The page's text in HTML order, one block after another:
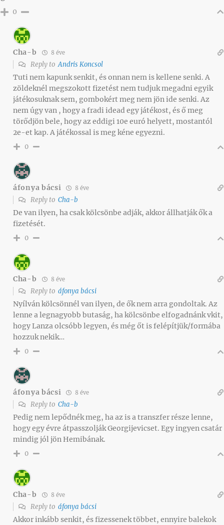
0
Cha-b 8 éve
Reply toAndris Koncsol
Tuti nem kapunk senkit, és onnan nem is kellene senki. A
zöldeknél megszokott fizetést nem tudjuk megadni egyik
játékosuknak sem, gombokért meg nem jön ide senki. Az
nem úgy van , hogy a fradi idead egy játékost, és ő meg
törődjön bele, hogy az eddigi 10e euró helyett, mostantól
2e-et kap. A játékossal is meg kéne egyezni.
0
áfonya bácsi 8 éve
Reply to Cha-b
De van ilyen, ha csak kölcsönbe adják, akkor állhatják ők a
fizetését.
0
Cha-b 8 éve
Reply to áfonya bácsi
Nyílván kölcsönnél van ilyen, de ők nem arra gondoltak. Az
lenne a legnagyobb butaság, ha kölcsönbe elfogadnánk vkit,
hogy Lanza olcsóbb legyen, és még őt is felépítjük/formába
hozzuk nekik…
0
áfonya bácsi 8 éve
Reply to Cha-b
Pedig nem lepődnék meg, ha az is a transzfer része lenne,
hogy egy évre átpasszolják Georgijevicset. Egy ingyen csatár
mindig jól jön Hemibának.
0
Cha-b 8 éve
Reply to áfonya bácsi
Akkor inkább senkit, és fizessenek többet, ennyire balekok